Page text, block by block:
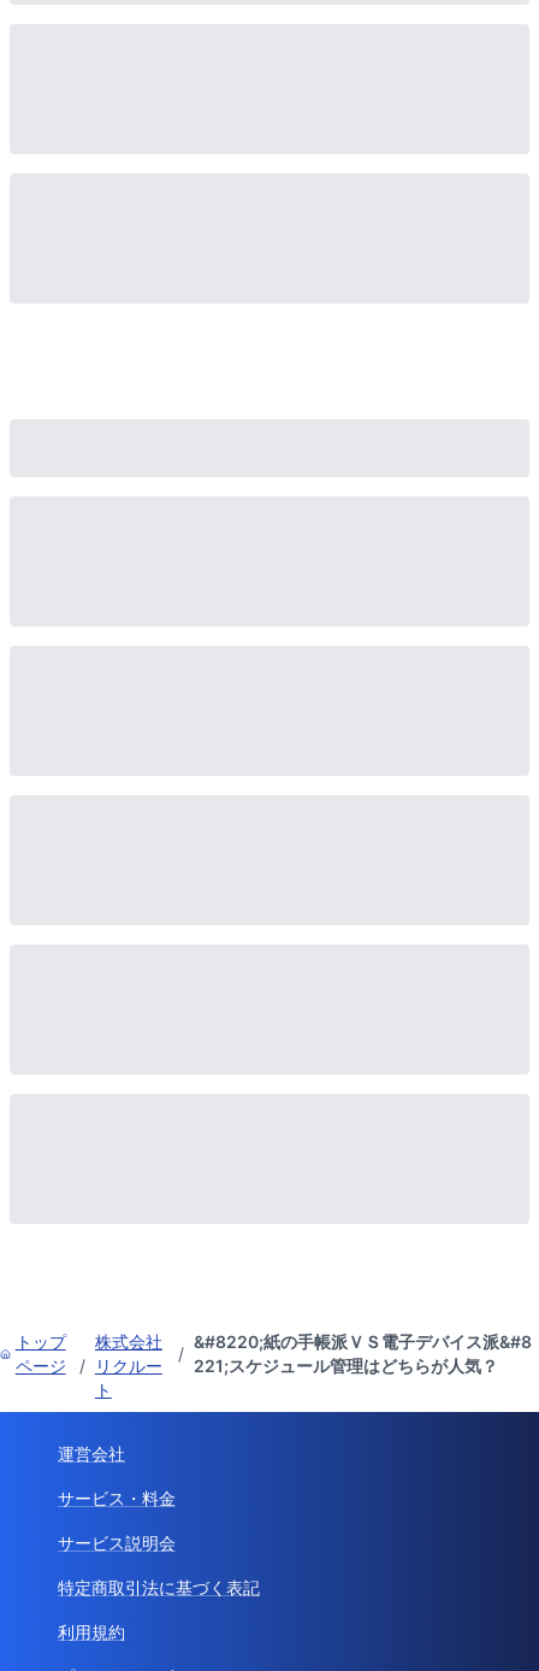
トップ
ページ
/
株式会社
リクルー
ト
/
&#8220;紙の手帳派ＶＳ電子デバイス派&#8
221;スケジュール管理はどちらが人気？
運営会社
サービス・料金
サービス説明会
特定商取引法に基づく表記
利用規約